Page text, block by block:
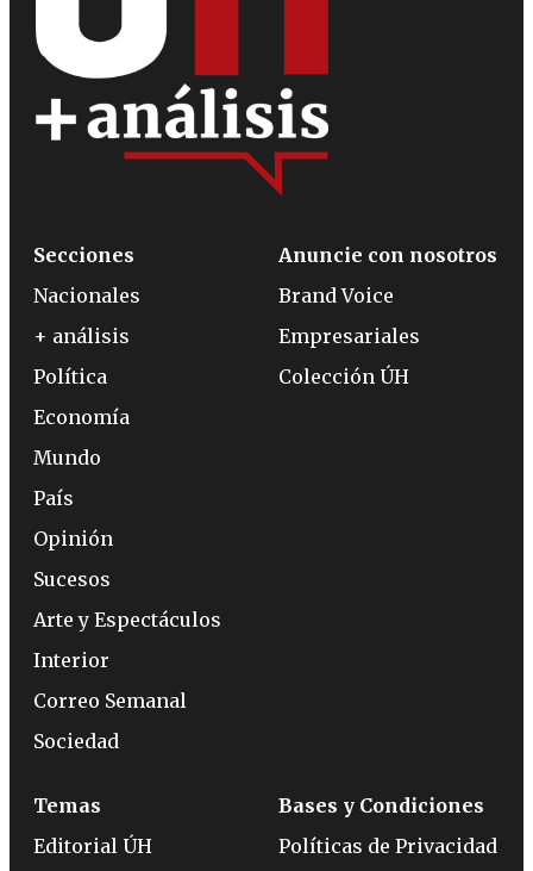
Secciones
Nacionales
+ análisis
Política
Economía
Mundo
País
Opinión
Sucesos
Arte y Espectáculos
Interior
Correo Semanal
Sociedad
Anuncie con nosotros
Brand Voice
Empresariales
Colección ÚH
Temas
Editorial ÚH
Bases y Condiciones
Políticas de Privacidad